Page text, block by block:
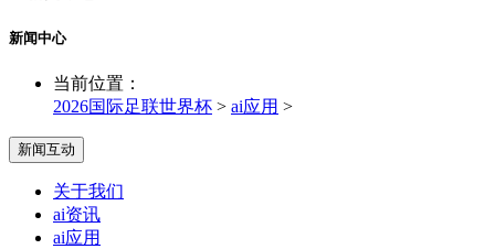
新闻中心
当前位置：
2026国际足联世界杯 > ai应用 >
新闻互动
关于我们
ai资讯
ai应用